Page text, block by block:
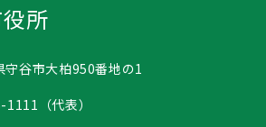
所
谷市大柏950番地の1
（代表）